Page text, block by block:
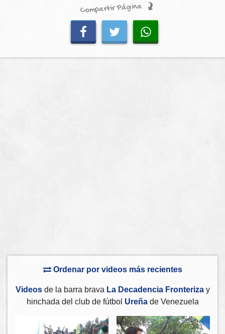
Compartir Página
Ordenar por videos más recientes
Videosde la barra brava La Decadencia Fronterizay
hinchada del club de fútbol Ureñade Venezuela